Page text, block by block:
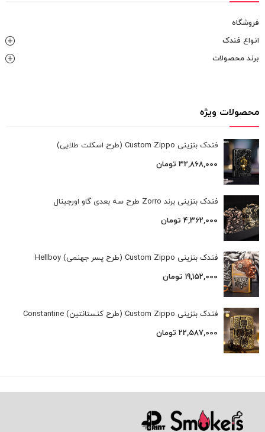
فروشگاه
انواع فندک
برند محصولات
محصولات ویژه
فندک بنزینی Custom Zippo (طرح اسکلت طلایی)
32,868,000 تومان
فندک بنزینی برند Zorro طرح سه بعدی گاو اورجینال
4,362,000 تومان
فندک بنزینی Custom Zippo (طرح پسر جهنمی) Hellboy
19,152,000 تومان
فندک بنزینی Custom Zippo (طرح کنستانتین) Constantine
22,587,000 تومان